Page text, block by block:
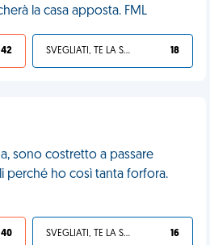
la casa apposta. FML
42 SVEGLIATI, TE LA SEI CERCATA! 18
sono costretto a passare
perché ho così tanta forfora.
40 SVEGLIATI, TE LA SEI CERCATA! 16